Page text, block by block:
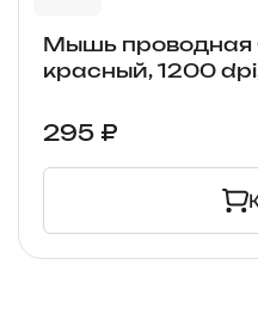
Мышь проводная
красный, 1200
295 ₽